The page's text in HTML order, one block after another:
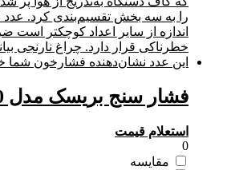
فشار سنج بریسک مدل PG-800B10
استعلام قیمت
0
مقایسه